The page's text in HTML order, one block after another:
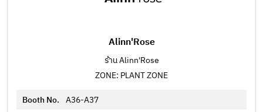
Alinn'Rose
ร้าน Alinn'Rose
ZONE: PLANT ZONE
Booth No. A36-A37